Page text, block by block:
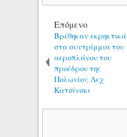
Επόμενο
Βρέθηκαν εκρηκτικά
στα συντρίμμια του
αεροπλάνου του
προέδρου της
Πολωνίας Λεχ
Κατσίνσκι